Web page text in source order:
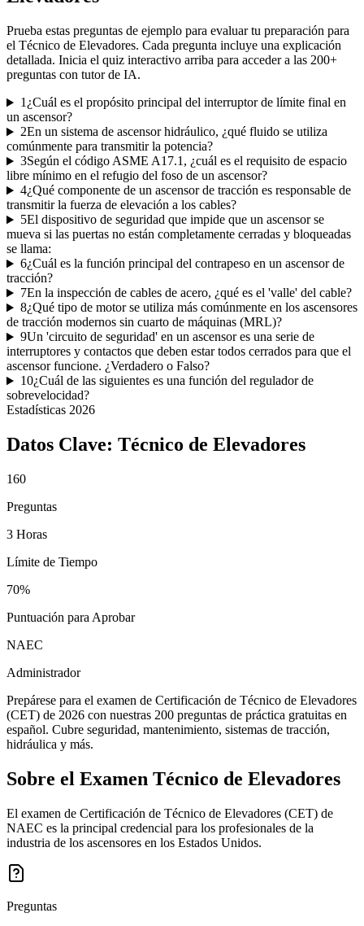
Prueba estas preguntas de ejemplo para evaluar tu preparación para
el Técnico de Elevadores. Cada pregunta incluye una explicación
detallada. Inicia el quiz interactivo arriba para acceder a las 200+
preguntas con tutor de IA.
1 ¿Cuál es el propósito principal del interruptor de límite final en
un ascensor?
2En un sistema de ascensor hidráulico, ¿qué fluido se utiliza
comúnmente para transmitir la potencia?
3Según el código ASME A17.1, ¿cuál es el requisito de espacio
libre mínimo en el refugio del foso de un ascensor?
4¿Qué componente de un ascensor de tracción es responsable de
transmitir la fuerza de elevación a los cables?
5El dispositivo de seguridad que impide que un ascensor se
mueva si las puertas no están completamente cerradas y bloqueadas
se llama:
6¿Cuál es la función principal del contrapeso en un ascensor de
tracción?
7En la inspección de cables de acero, ¿qué es el 'valle' del cable?
8¿Qué tipo de motor se utiliza más comúnmente en los ascensores
de tracción modernos sin cuarto de máquinas (MRL)?
9Un 'circuito de seguridad' en un ascensor es una serie de
interruptores y contactos que deben estar todos cerrados para que el
ascensor funcione. ¿Verdadero o Falso?
10¿Cuál de las siguientes es una función del regulador de
sobrevelocidad?
Estadísticas 2026
Datos Clave: Técnico de Elevadores
160
Preguntas
3 Horas
Límite de Tiempo
70%
Puntuación para Aprobar
NAEC
Administrador
Prepárese para el examen de Certificación de Técnico de Elevadores
(CET) de 2026 con nuestras 200 preguntas de práctica gratuitas en
español. Cubre seguridad, mantenimiento, sistemas de tracción,
hidráulica y más.
Sobre el Examen Técnico de Elevadores
El examen de Certificación de Técnico de Elevadores (CET) de
NAEC es la principal credencial para los profesionales de la
industria de los ascensores en los Estados Unidos.
Preguntas